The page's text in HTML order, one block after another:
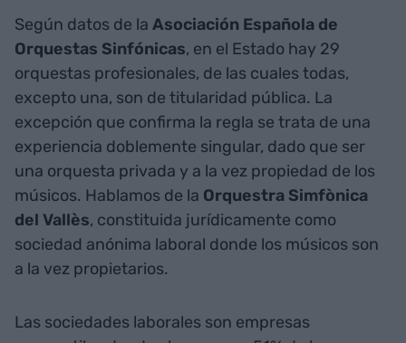
Según datos de la Asociación Española de
Orquestas Sinfónicas, en el Estado hay 29
orquestas profesionales, de las cuales todas,
excepto una, son de titularidad pública. La
excepción que confirma la regla se trata de una
experiencia doblemente singular, dado que ser
una orquesta privada y a la vez propiedad de los
músicos. Hablamos de la Orquestra Simfònica
del Vallès, constituida jurídicamente como
sociedad anónima laboral donde los músicos son
a la vez propietarios.
Las sociedades laborales son empresas